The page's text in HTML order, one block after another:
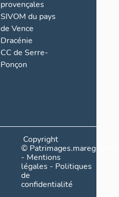
provençales
SIVOM du pays
de Vence
Dracénie
CC de Serre-
Ponçon
Copyright
©
- Mentions
légales - Politiques
de
confidentialité